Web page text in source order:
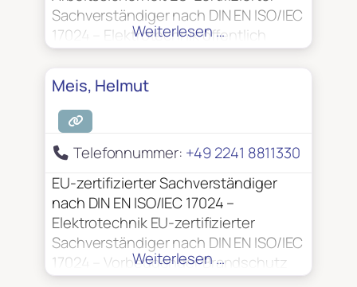
Sachverständiger nach DIN EN ISO/IEC
17024 – Elektrotechnik öffentlich
bestellt und vereidigt von der
Handwerkskammer zu Köln
Sachkundiger für
Arbeitsplatzbeleuchtung gemäß BGG
917 / DGUV G 315-201 Sachkundiger
für Fluchttürsysteme und
Feststellanlagen Sicherheitsingenieur
VdS – anerkannter Sachverständiger
zur Prüfung elektrischer Anlagen
Weiterlesen …
Meis, Helmut
Telefonnummer: +49 2241 8811330
EU-zertifizierter Sachverständiger
nach DIN EN ISO/IEC 17024 –
Elektrotechnik EU-zertifizierter
Sachverständiger nach DIN EN ISO/IEC
17024 – Vorbeugender Brandschutz
öffentlich bestellt und vereidigt von
Weiterlesen …